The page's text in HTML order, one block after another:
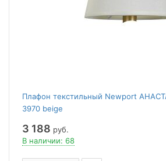
Плафон текстильный Newport
3970 beige
3 188 руб.
В наличии: 68